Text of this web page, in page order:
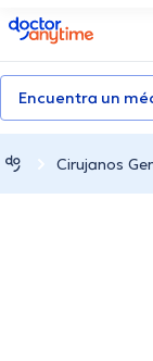
doctoranytime
Encuentra un
Cirujanos